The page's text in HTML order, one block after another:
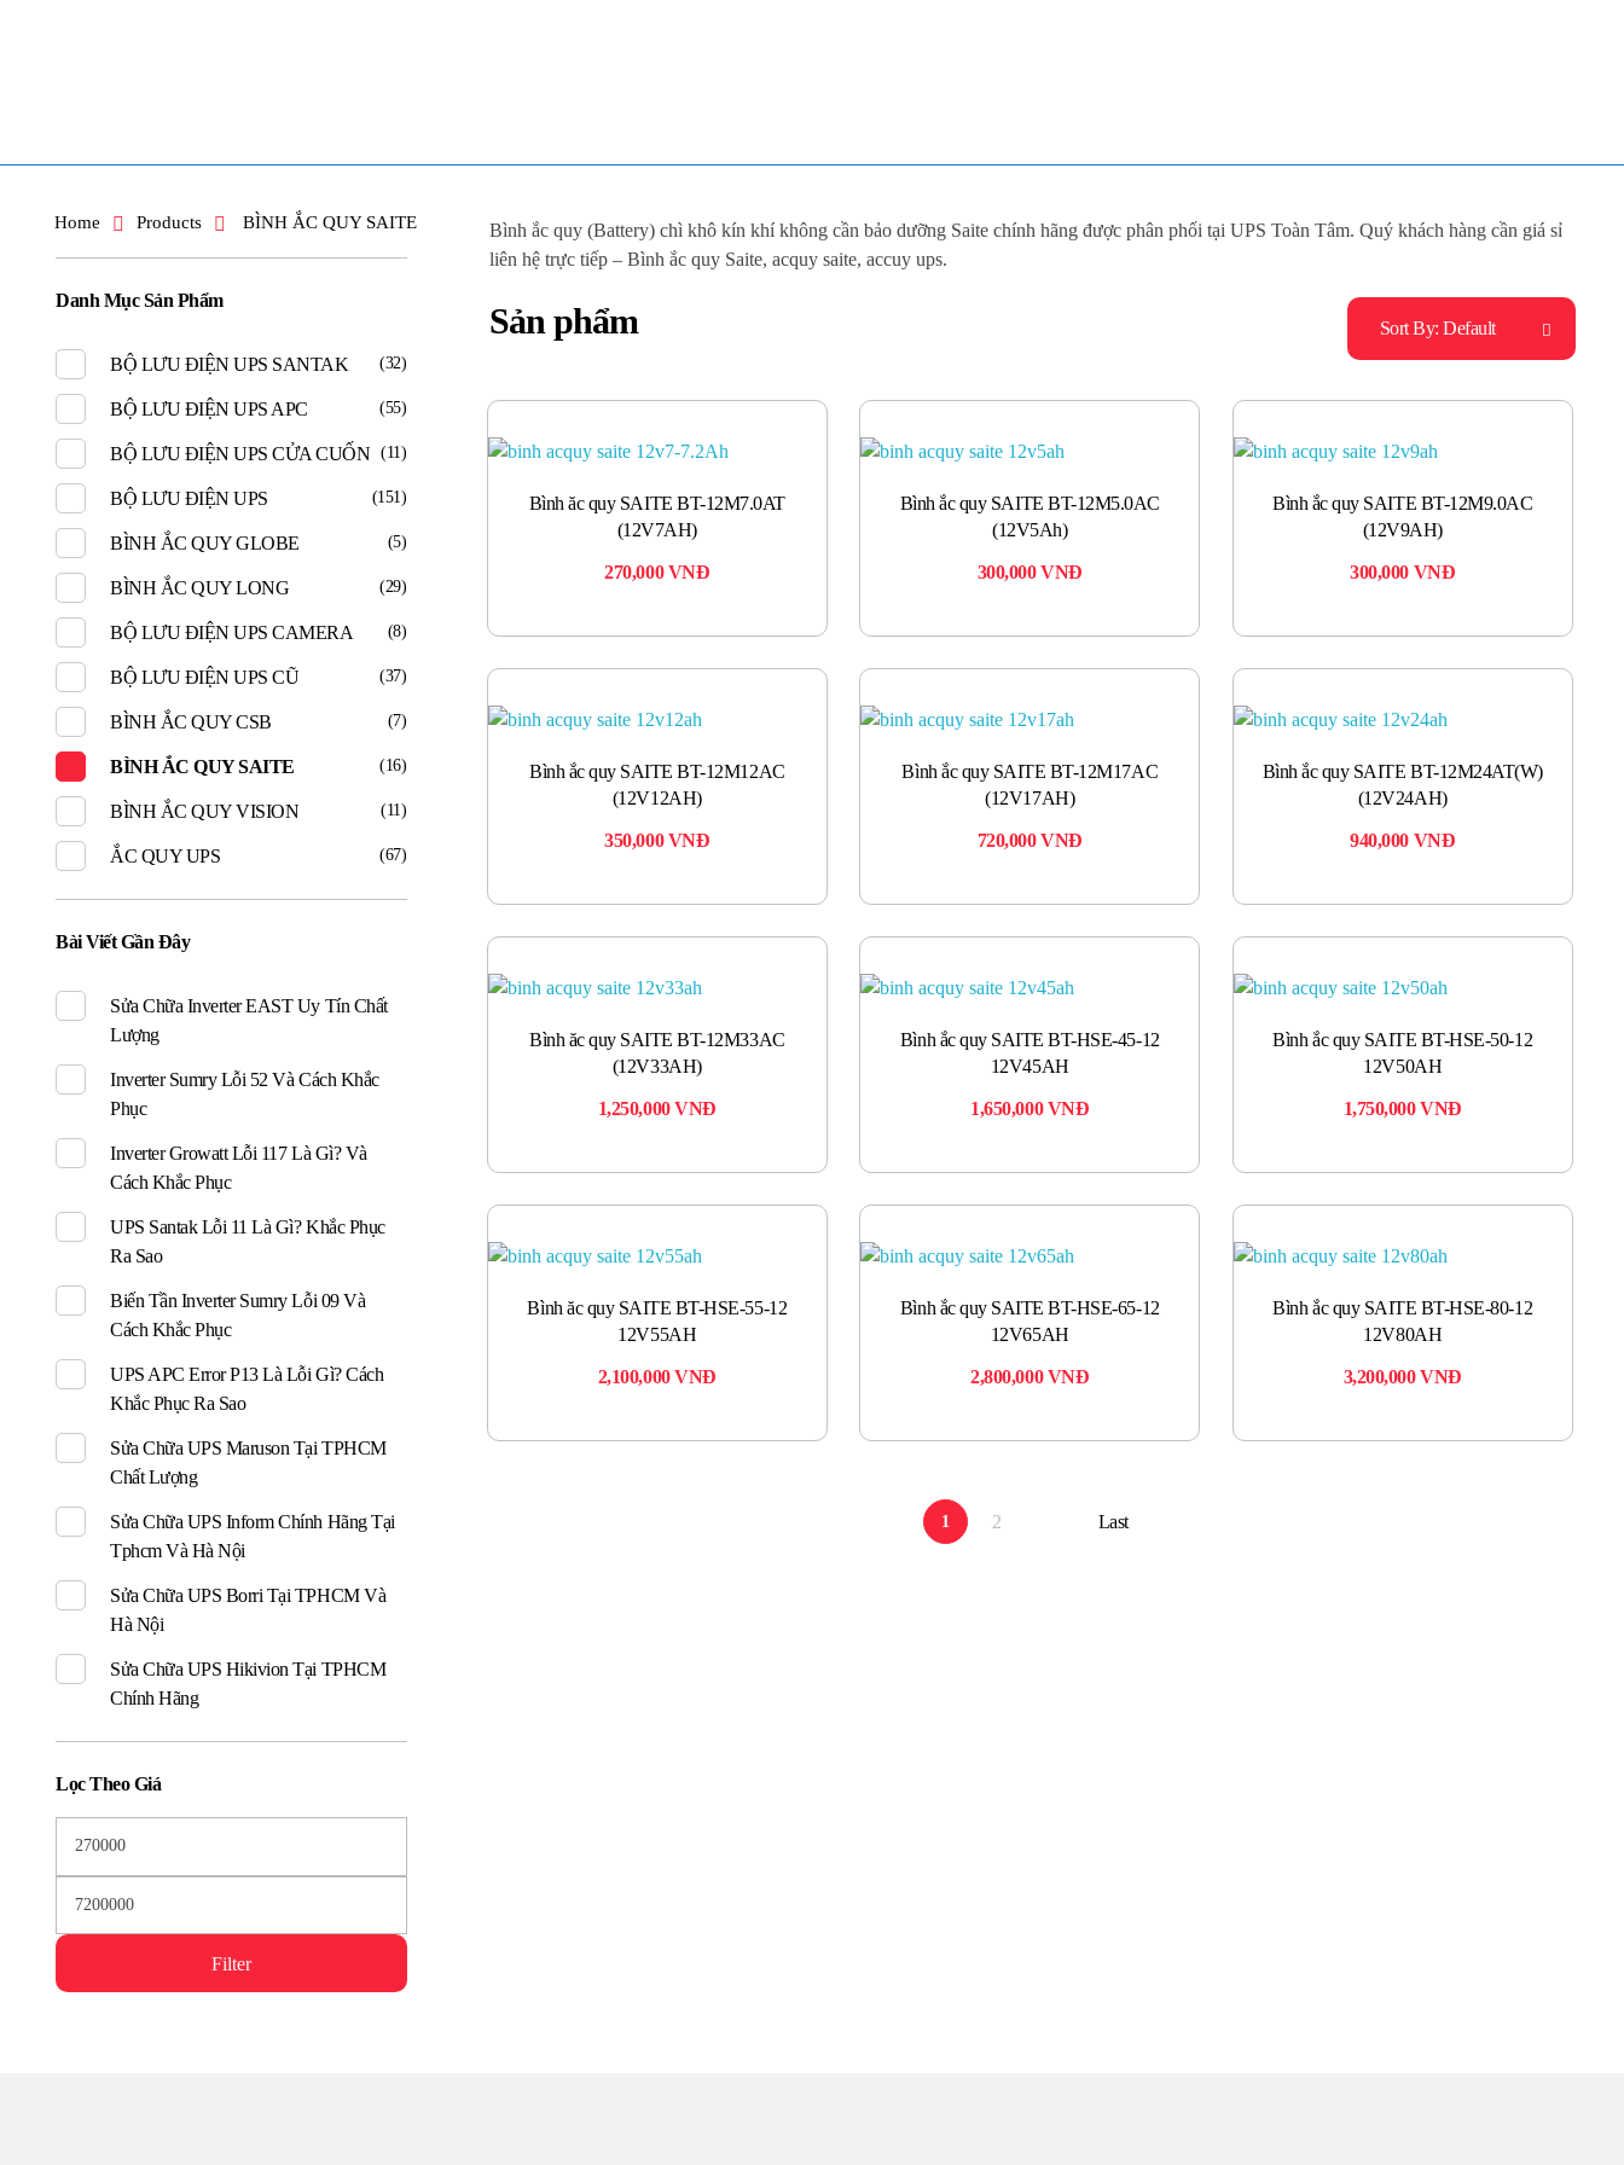
Home Products BÌNH ẮC QUY SAITE
Bình ắc quy (Battery) chì khô kín khí không cần bảo dưỡng Saite chính hãng được phân phối tại UPS Toàn Tâm. Quý khách hàng cần giá sỉ
liên hệ trực tiếp – Bình ắc quy Saite, acquy saite, accuy ups.
Sản phẩm Sort By:Default
Bình ăc quy SAITE BT-12M7.0AT
(12V7AH)
270,000VNĐ
Bình ắc quy SAITE BT-12M5.0AC
(12V5Ah)
300,000VNĐ
Bình ắc quy SAITE BT-12M9.0AC
(12V9AH)
300,000 VNĐ
Bình ắc quy SAITE BT-12M12AC
(12V12AH)
350,000VNĐ
Bình ắc quy SAITE BT-12M17AC
(12V17AH)
720,000VNĐ
Bình ắc quy SAITE BT-12M24AT(W)
(12V24AH)
940,000 VNĐ
Bình ăc quy SAITE BT-12M33AC
(12V33AH)
1,250,000VNĐ
Bình ắc quy SAITE BT-HSE-45-12
12V45AH
1,650,000VNĐ
Bình ắc quy SAITE BT-HSE-50-12
12V50AH
1,750,000VNĐ
Bình ăc quy SAITE BT-HSE-55-12
12V55AH
2,100,000VNĐ
Bình ắc quy SAITE BT-HSE-65-12
12V65AH
2,800,000VNĐ
Bình ắc quy SAITE BT-HSE-80-12
12V80AH
3,200,000VNĐ
1 2 Last
Danh Mục Sản Phẩm
BỘ LƯU ĐIỆN UPS SANTAK (32)
BỘ LƯU ĐIỆN UPS APC (55)
BỘ LƯU ĐIỆN UPS CỬA CUỐN (11)
BỘ LƯU ĐIỆN UPS (151)
BÌNH ẮC QUY GLOBE (5)
BÌNH ẮC QUY LONG (29)
BỘ LƯU ĐIỆN UPS CAMERA (8)
BỘ LƯU ĐIỆN UPS CŨ (37)
BÌNH ẮC QUY CSB (7)
BÌNH ẮC QUY SAITE (16)
BÌNH ẮC QUY VISION (11)
ẮC QUY UPS (67)
Bài Viết Gần Đây
Sửa Chữa Inverter EAST Uy Tín Chất
Lượng
Inverter Sumry Lỗi 52 Và Cách Khắc
Phục
Inverter Growatt Lỗi 117 Là Gì? Và
Cách Khắc Phục
UPS Santak Lỗi 11 Là Gì? Khắc Phục
Ra Sao
Biến Tần Inverter Sumry Lỗi 09 Và
Cách Khắc Phục
UPS APC Error P13 Là Lỗi Gì? Cách
Khắc Phục Ra Sao
Sửa Chữa UPS Maruson Tại TPHCM
Chất Lượng
Sửa Chữa UPS Inform Chính Hãng Tại
Tphcm Và Hà Nội
Sửa Chữa UPS Borri Tại TPHCM Và
Hà Nội
Sửa Chữa UPS Hikivion Tại TPHCM
Chính Hãng
Lọc Theo Giá
Filter